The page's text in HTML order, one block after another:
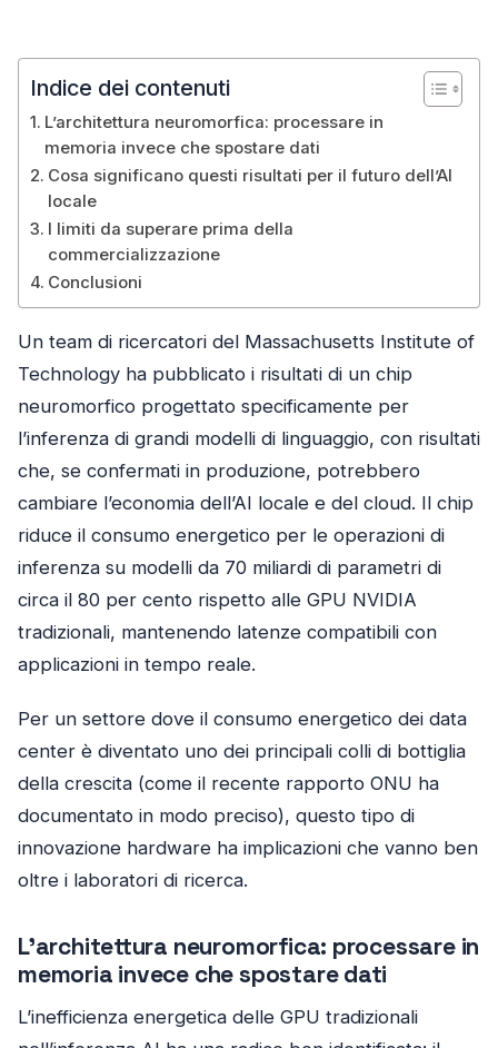
Indice dei contenuti
L’architettura neuromorfica: processare in
memoria invece che spostare dati
Cosa significano questi risultati per il futuro dell’AI
locale
I limiti da superare prima della
commercializzazione
Conclusioni
Un team di ricercatori del Massachusetts Institute of
Technology ha pubblicato i risultati di un chip
neuromorfico progettato specificamente per
l’inferenza di grandi modelli di linguaggio, con risultati
che, se confermati in produzione, potrebbero
cambiare l’economia dell’AI locale e del cloud. Il chip
riduce il consumo energetico per le operazioni di
inferenza su modelli da 70 miliardi di parametri di
circa il 80 per cento rispetto alle GPU NVIDIA
tradizionali, mantenendo latenze compatibili con
applicazioni in tempo reale.
Per un settore dove il consumo energetico dei data
center è diventato uno dei principali colli di bottiglia
della crescita (come il recente rapporto ONU ha
documentato in modo preciso), questo tipo di
innovazione hardware ha implicazioni che vanno ben
oltre i laboratori di ricerca.
L’architettura neuromorfica: processare in
memoria invece che spostare dati
L’inefficienza energetica delle GPU tradizionali